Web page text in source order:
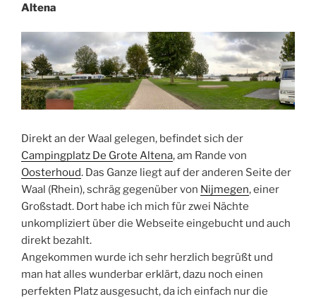
Altena
Direkt an der Waal gelegen, befindet sich der
Campingplatz De Grote Altena, am Rande von
Oosterhoud. Das Ganze liegt auf der anderen Seite der
Waal (Rhein), schräg gegenüber von Nijmegen, einer
Großstadt. Dort habe ich mich für zwei Nächte
unkompliziert über die Webseite eingebucht und auch
direkt bezahlt.
Angekommen wurde ich sehr herzlich begrüßt und
man hat alles wunderbar erklärt, dazu noch einen
perfekten Platz ausgesucht, da ich einfach nur die